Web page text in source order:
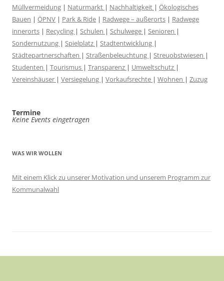
Müllvermeidung | Naturmarkt | Nachhaltigkeit | Ökologisches
Bauen | ÖPNV | Park & Ride | Radwege – außerorts | Radwege
innerorts | Recycling | Schulen | Schulwege | Senioren |
Sondernutzung | Spielplatz | Stadtentwicklung |
Städtepartnerschaften | Straßenbeleuchtung | Streuobstwiesen |
Studenten | Tourismus | Transparenz | Umweltschutz |
Vereinshäuser | Versiegelung | Vorkaufsrechte | Wohnen | Zuzug
Termine
Keine Events eingetragen
WAS WIR WOLLEN
Mit einem Klick zu unserer Motivation und unserem Programm zur
Kommunalwahl